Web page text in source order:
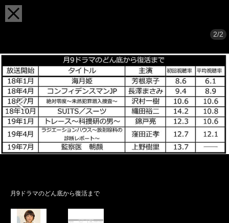
2/2
月9ドラマのどん底から復活まで